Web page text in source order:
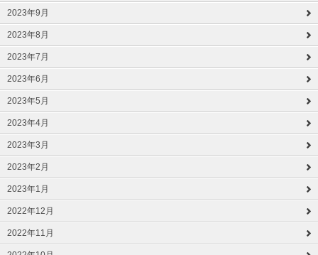
2023年9月
2023年8月
2023年7月
2023年6月
2023年5月
2023年4月
2023年3月
2023年2月
2023年1月
2022年12月
2022年11月